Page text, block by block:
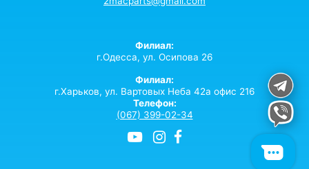
Филиал:
г.Одесса, ул. Осипова 26
Филиал:
г.Харьков, ул. Вартовых Неба 42а офис 216
Телефон:
(067) 399-02-34